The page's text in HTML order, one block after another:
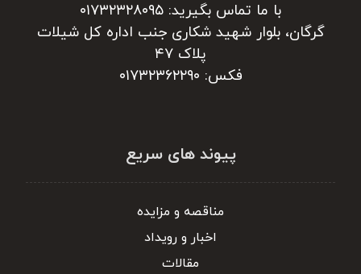
با ما تماس بگیرید: ۰۱۷۳۲۳۲۸۰۹۵
گرگان، بلوار شهید شکاری جنب اداره کل شیلات
پلاک ۴۷
فکس: ۰۱۷۳۲۳۶۲۲۹۰
پیوند های سریع
مناقصه و مزایده
اخبار و رویداد
مقالات